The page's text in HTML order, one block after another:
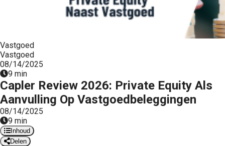
Vastgoed
Vastgoed
08/14/2025
9 min
Capler Review 2026: Private Equity Als
Aanvulling Op Vastgoedbeleggingen
08/14/2025
9 min
Inhoud
Delen